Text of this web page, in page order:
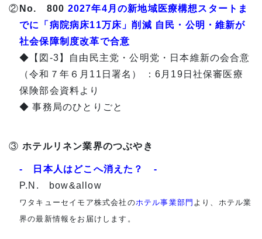
② No. 800 2027年4月の新地域医療構想スタートま
でに「病院病床11万床」削減 自民・公明・維新が
社会保障制度改革で合意
◆【図-3】自由民主党・公明党・日本維新の会合意
（令和７年６月11日署名） ：6月19日社保審医療
保険部会資料より
◆ 事務局のひとりごと
③ ホテルリネン業界のつぶやき
- 日本人はどこへ消えた？ -
P.N. bow&allow
ワタキューセイモア株式会社のホテル事業部門 より、ホテル業
界の最新情報をお届けします。